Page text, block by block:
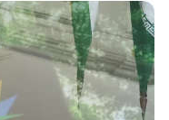
оставленных
эпоху
опубликована в